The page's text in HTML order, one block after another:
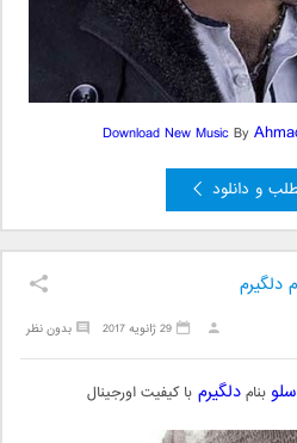
Download New MusicBy
و دانلود
دلگیرم
بدون نظر 29 ژانویه 2017
بنامدلگیرم با کیفیت اورجینال